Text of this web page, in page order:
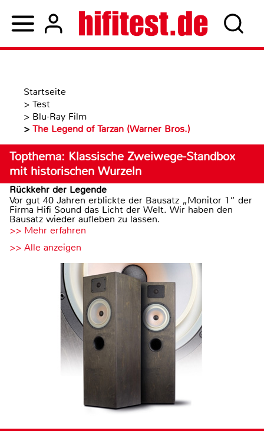
Startseite
> Test
> Blu-Ray Film
> The Legend of Tarzan (Warner Bros.)
Topthema: Klassische Zweiwege-Standbox
mit historischen Wurzeln
Rückkehr der Legende
Vor gut 40 Jahren erblickte der Bausatz „Monitor 1“ der
Firma Hifi Sound das Licht der Welt. Wir haben den
Bausatz wieder aufleben zu lassen.
>> Mehr erfahren
>> Alle anzeigen